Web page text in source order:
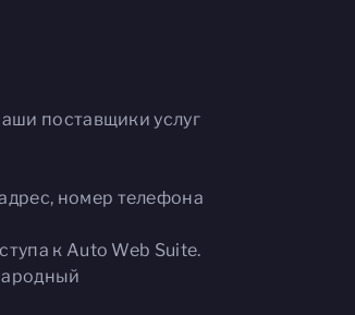
поставщики услуг
номер телефона
к Auto Web Suite.